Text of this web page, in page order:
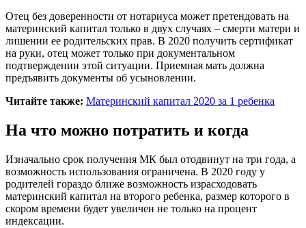
Отец без доверенности от нотариуса может претендовать на
материнский капитал только в двух случаях – смерти матери и
лишении ее родительских прав. В 2020 получить сертификат
на руки, отец может только при документальном
подтверждении этой ситуации. Приемная мать должна
предъявить документы об усыновлении.
Читайте также: Материнский капитал 2020 за 1 ребенка
На что можно потратить и когда
Изначально срок получения МК был отодвинут на три года, а
возможность использования ограничена. В 2020 году у
родителей гораздо ближе возможность израсходовать
материнский капитал на второго ребенка, размер которого в
скором времени будет увеличен не только на процент
индексации.